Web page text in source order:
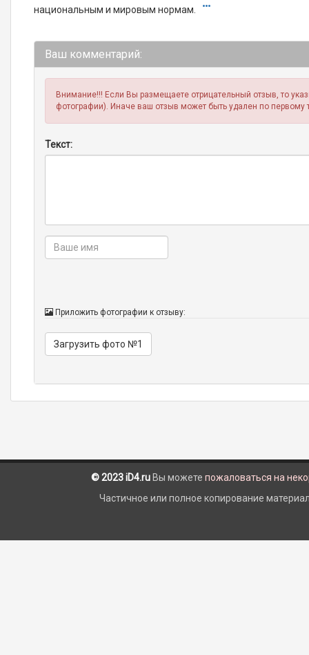
национальным и мировым нормам.
Ваш комментарий:
Внимание!!! Если Вы размещаете отрицательный отзыв, то
фотографии). Иначе ваш отзыв может быть удален по первому
Текст:
Приложить фотографии к отзыву:
Загрузить фото №1
© 2023 iD4.ru Вы можете пожаловаться на
Частичное или полное копирование